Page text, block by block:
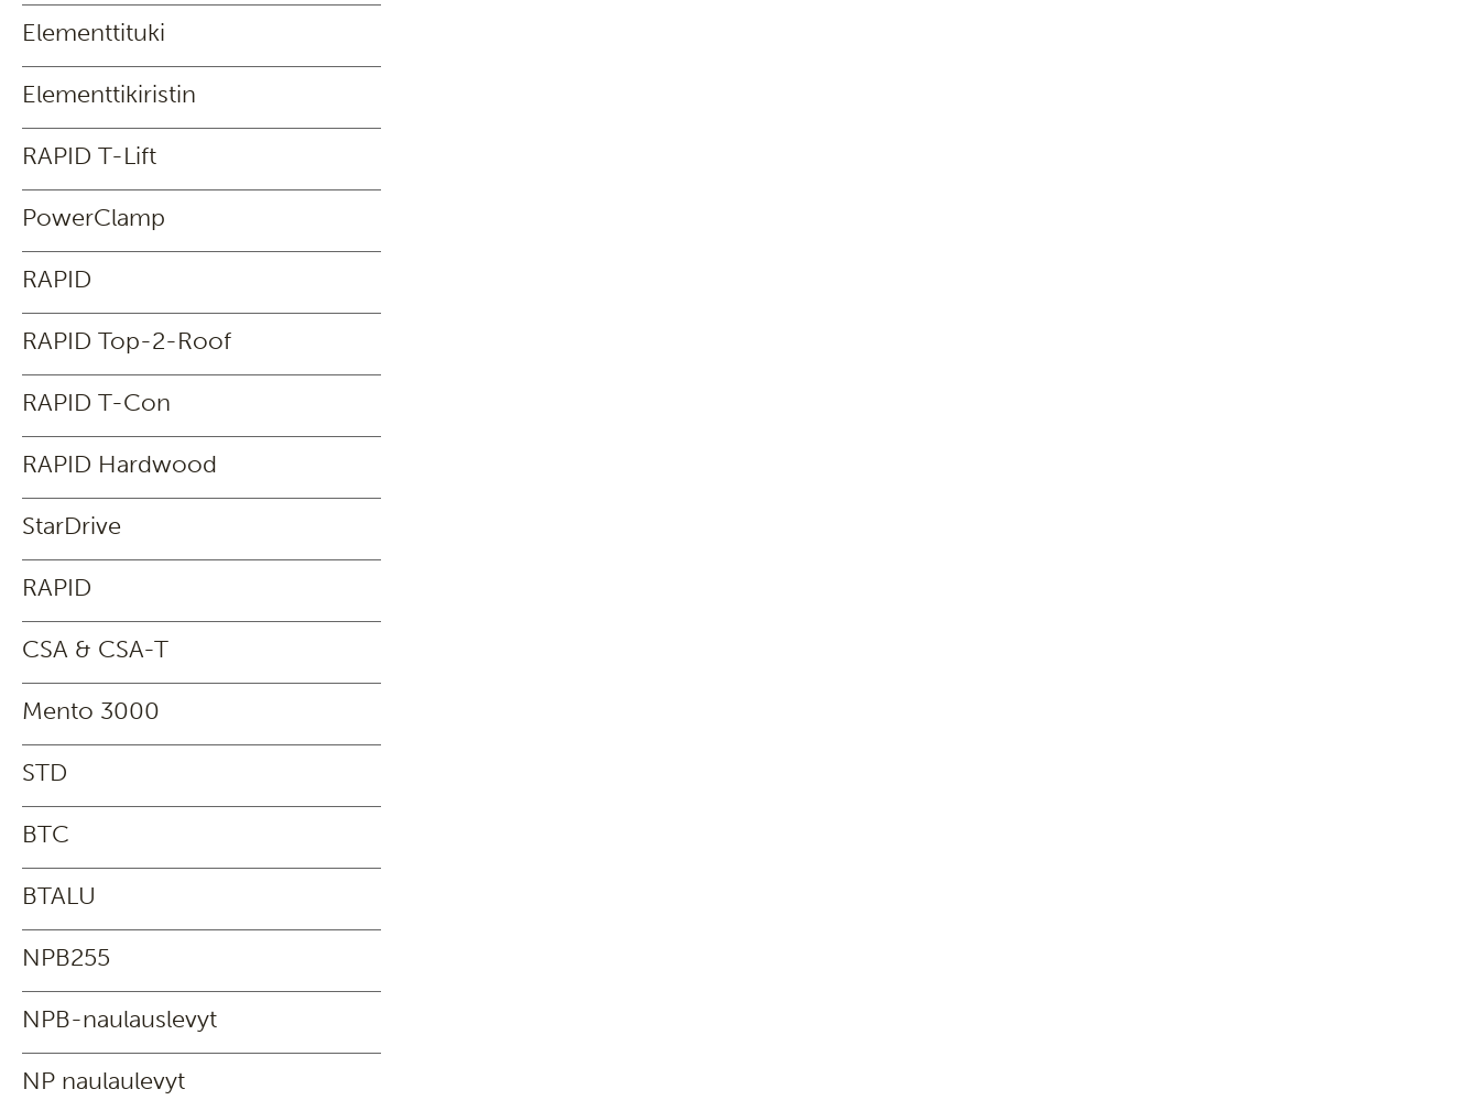
Elementtituki
Elementtikiristin
RAPID T-Lift
PowerClamp
RAPID
RAPID Top-2-Roof
RAPID T-Con
RAPID Hardwood
StarDrive
RAPID
CSA & CSA-T
Mento 3000
STD
BTC
BTALU
NPB255
NPB-naulauslevyt
NP naulaulevyt